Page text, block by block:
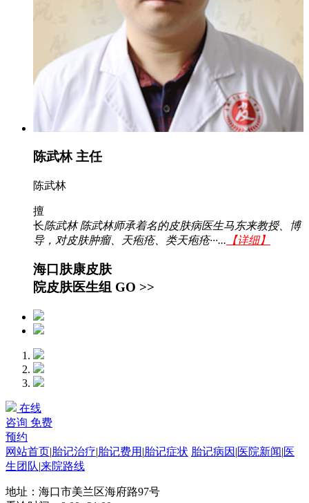
陈武林 主任
陈武林
擅
长陈武林 陈武林师承着名的皮肤病医生马东来教授、博
导，对皮肤肿瘤、天疱疮、类天疱疮···... 【详细】
海口肤康皮肤
院皮肤医生组 GO >>
在线
咨询 免费
预约
网站首页|胎记治疗|胎记费用 |胎记症状 胎记病因 |医院新闻|医
生团队|来院路线
地址：海口市美兰区海府路97号